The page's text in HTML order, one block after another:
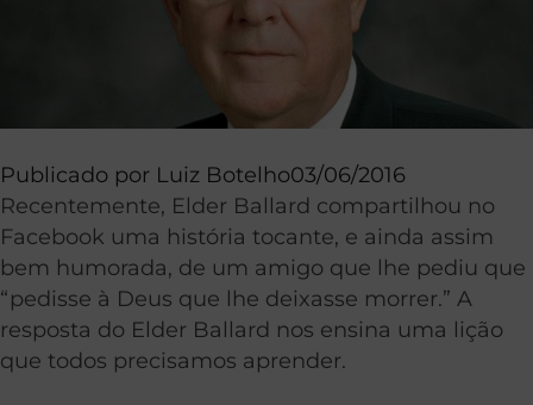
Publicado por Luiz Botelho03/06/2016
Recentemente, Elder Ballard compartilhou no
Facebook uma história tocante, e ainda assim
bem humorada, de um amigo que lhe pediu que
“pedisse à Deus que lhe deixasse morrer.” A
resposta do Elder Ballard nos ensina uma lição
que todos precisamos aprender.